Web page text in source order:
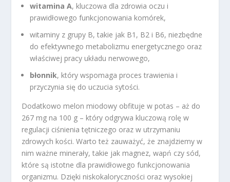
witamina A, kluczowa dla zdrowia oczu i
prawidłowego funkcjonowania komórek,
witaminy z grupy B, takie jak B1, B2 i B6, niezbędne
do efektywnego metabolizmu energetycznego oraz
właściwej pracy układu nerwowego,
błonnik, który wspomaga proces trawienia i
przyczynia się do uczucia sytości.
Dodatkowo melon miodowy obfituje w potas – aż do
267 mg na 100 g – który odgrywa kluczową rolę w
regulacji ciśnienia tętniczego oraz w utrzymaniu
zdrowych kości. Warto też zauważyć, że znajdziemy w
nim ważne minerały, takie jak magnez, wapń czy sód,
które są istotne dla prawidłowego funkcjonowania
organizmu. Dzięki niskokaloryczności oraz wysokiej